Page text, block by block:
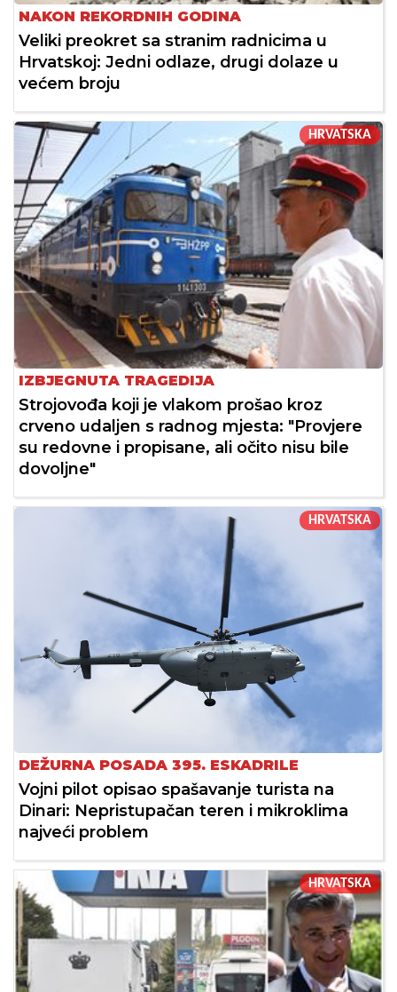
NAKON REKORDNIH GODINA
Veliki preokret sa stranim radnicima u
Hrvatskoj: Jedni odlaze, drugi dolaze u
većem broju
HRVATSKA
IZBJEGNUTA TRAGEDIJA
Strojovođa koji je vlakom prošao kroz
crveno udaljen s radnog mjesta: "Provjere
su redovne i propisane, ali očito nisu bile
dovoljne"
HRVATSKA
DEŽURNA POSADA 395. ESKADRILE
Vojni pilot opisao spašavanje turista na
Dinari: Nepristupačan teren i mikroklima
najveći problem
HRVATSKA